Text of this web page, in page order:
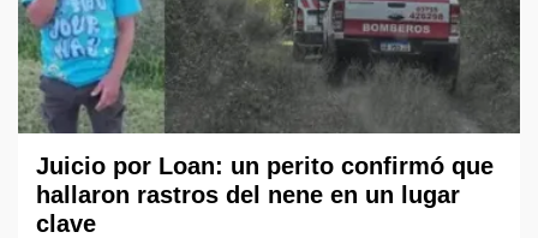
Juicio por Loan: un perito confirmó que
hallaron rastros del nene en un lugar
clave